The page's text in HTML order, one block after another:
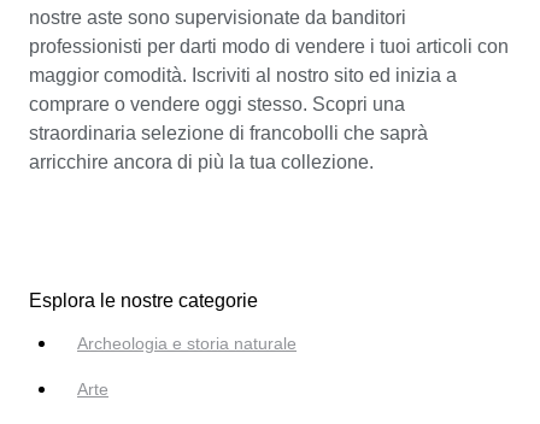
nostre aste sono supervisionate da banditori
professionisti per darti modo di vendere i tuoi articoli con
maggior comodità. Iscriviti al nostro sito ed inizia a
comprare o vendere oggi stesso. Scopri una
straordinaria selezione di francobolli che saprà
arricchire ancora di più la tua collezione.
Esplora le nostre categorie
Archeologia e storia naturale
Arte